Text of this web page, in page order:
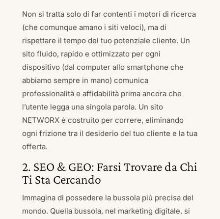
Non si tratta solo di far contenti i motori di ricerca
(che comunque amano i siti veloci), ma di
rispettare il tempo del tuo potenziale cliente. Un
sito fluido, rapido e ottimizzato per ogni
dispositivo (dal computer allo smartphone che
abbiamo sempre in mano) comunica
professionalità e affidabilità prima ancora che
l’utente legga una singola parola. Un sito
NETWORX è costruito per correre, eliminando
ogni frizione tra il desiderio del tuo cliente e la tua
offerta.
2. SEO & GEO: Farsi Trovare da Chi
Ti Sta Cercando
Immagina di possedere la bussola più precisa del
mondo. Quella bussola, nel marketing digitale, si